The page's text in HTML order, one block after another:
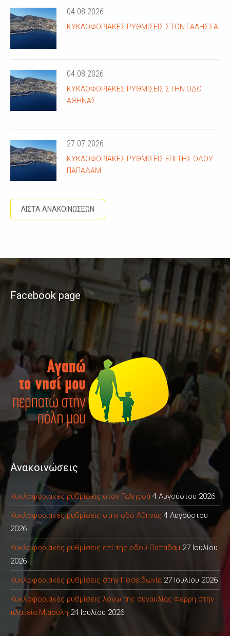
04.08.2026
ΚΥΚΛΟΦΟΡΙΑΚΈΣ ΡΥΘΜΊΣΕΙΣ ΣΤΟΝ ΓΑΛΗΣΣΆ
04.08.2026
ΚΥΚΛΟΦΟΡΙΑΚΈΣ ΡΥΘΜΊΣΕΙΣ ΣΤΗΝ ΟΔΌ
ΑΘΗΝΆΣ
27.07.2026
ΚΥΚΛΟΦΟΡΙΑΚΈΣ ΡΥΘΜΊΣΕΙΣ ΕΠΊ ΤΗΣ ΟΔΟΎ
ΠΑΠΑΔΆΜ
ΛΙΣΤΑ ΑΝΑΚΟΙΝΩΣΕΩΝ
Facebook page
Ανακοινώσεις
Κυκλοφοριακές ρυθμίσεις στον Γαλησσά 4 Αυγούστου 2026
Κυκλοφοριακές ρυθμίσεις στην οδό Αθηνάς 4 Αυγούστου
2026
Κυκλοφοριακές ρυθμίσεις επί της οδού Παπαδάμ 27 Ιουλίου
2026
Κυκλοφοριακές ρυθμίσεις στην Ποσειδωνία 27 Ιουλίου 2026
Κυκλοφοριακές ρυθμίσεις λόγω της συναυλίας Φέρρη στην
πλατεία Μιαούλη 24 Ιουλίου 2026